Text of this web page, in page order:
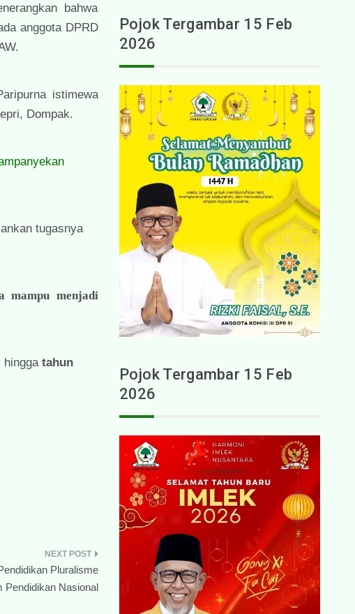
bahwa
anggota DPRD
istimewa
Dompak.
tugasnya
mampu menjadi
hingga tahun
Pluralisme
Pendidikan Nasional
Pojok Tergambar 15 Feb
2026
Pojok Tergambar 15 Feb
2026